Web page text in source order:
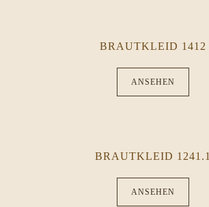
BRAUTKLEID 1412
ANSEHEN
BRAUTKLEID 1241.1
ANSEHEN